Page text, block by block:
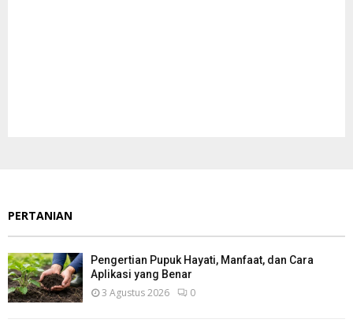
PERTANIAN
Pengertian Pupuk Hayati, Manfaat, dan Cara
Aplikasi yang Benar
3 Agustus 2026 0